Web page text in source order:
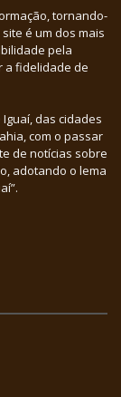
tornando-
é um dos mais
pela
a fidelidade de
das cidades
com o passar
de notícias sobre
adotando o lema